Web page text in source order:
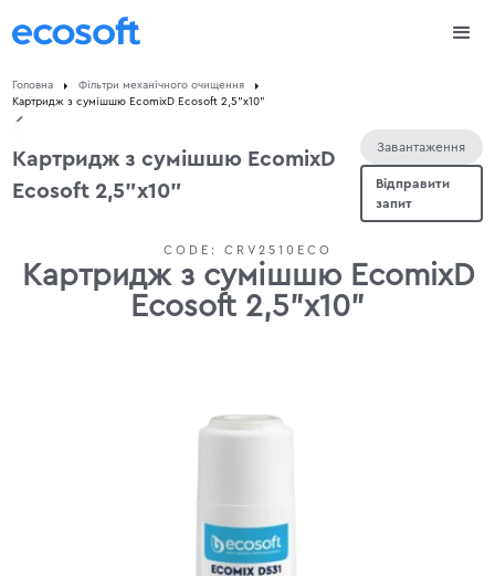
Головна
Фільтри механічного очищення
Картридж з сумішшю EcomixD Ecosoft 2,5"x10"
Картридж з сумішшю EcomixD
Ecosoft 2,5"x10"
Завантаження
Відправити
запит
CODE: CRV2510ECO
Картридж з сумішшю EcomixD
Ecosoft 2,5"x10"